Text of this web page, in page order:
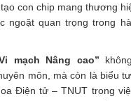
con chip mang thương
ngoặt quan trọng trong
mạch Nâng cao”
môn, mà còn là biểu
Điện tử – TNUT trong